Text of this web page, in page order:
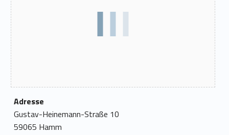
Adresse
Gustav-Heinemann-Straße 10
59065 Hamm